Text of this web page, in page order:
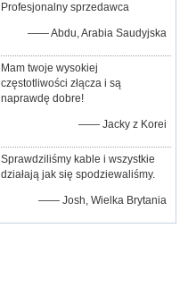
Profesjonalny sprzedawca
—— Abdu, Arabia Saudyjska
Mam twoje wysokiej
częstotliwości złącza i są
naprawdę dobre!
—— Jacky z Korei
Sprawdziliśmy kable i wszystkie
działają jak się spodziewaliśmy.
—— Josh, Wielka Brytania